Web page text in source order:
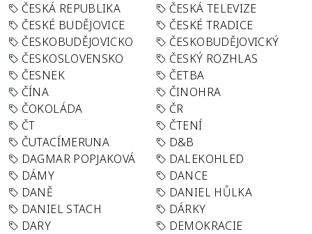
ČESKÁ REPUBLIKA
ČESKÁ TELEVIZE
ČESKÉ BUDĚJOVICE
ČESKÉ TRADICE
ČESKOBUDĚJOVICKO
ČESKOBUDĚJOVICKÝ
ČESKOSLOVENSKO
ČESKÝ ROZHLAS
ČESNEK
ČETBA
ČÍNA
ČINOHRA
ČOKOLÁDA
ČR
ČT
ČTENÍ
ČUTACÍMERUNA
D&B
DAGMAR POPJAKOVÁ
DALEKOHLED
DÁMY
DANCE
DANĚ
DANIEL HŮLKA
DANIEL STACH
DÁRKY
DARY
DEMOKRACIE